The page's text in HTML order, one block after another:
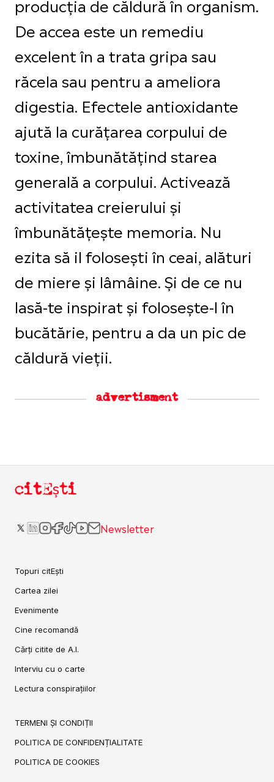
De accea este un remediu
excelent în a trata gripa sau
răcela sau pentru a ameliora
digestia. Efectele antioxidante
ajută la curățarea corpului de
toxine, îmbunătățind starea
generală a corpului. Activează
activitatea creierului și
îmbunătățește memoria. Nu
ezita să il folosești în ceai, alături
de miere și lâmâine. Și de ce nu
lasă-te inspirat și folosește-l în
bucătărie, pentru a da un pic de
căldură vieții.
advertisment
citEști
Newsletter
Topuri citEști
Cartea zilei
Evenimente
Cine recomandă
Cărți citite de A.I.
Interviu cu o carte
Lectura conspirațiilor
TERMENI ȘI CONDIȚII
POLITICA DE CONFIDENȚIALITATE
POLITICA DE COOKIES